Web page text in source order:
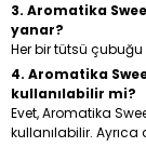
3. Aromatika
yanar?
Her bir tütsü
4. Aromatika
kullanılabilir mi?
Evet, Aromatika
kullanılabilir.